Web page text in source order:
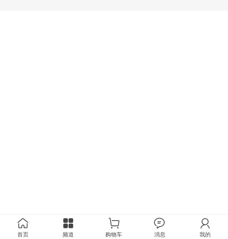
首页 频道 购物车 消息 我的